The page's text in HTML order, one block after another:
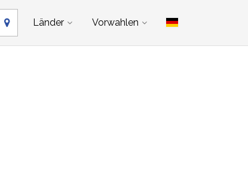
Länder Vorwahlen